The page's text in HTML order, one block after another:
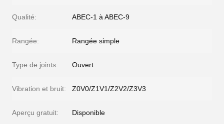
Qualité: ABEC-1 à ABEC-9
Rangée: Rangée simple
Type de joints: Ouvert
Vibration et bruit: Z0V0/Z1V1/Z2V2/Z3V3
Aperçu gratuit: Disponible